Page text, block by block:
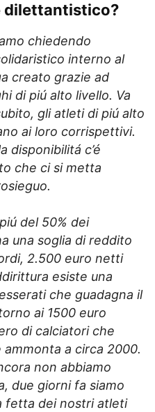
dilettantistico?
chiedendo
interno al
creato grazie ad
di piú alto livello. Va
gli atleti di piú alto
ai loro corrispettivi.
disponibilitá c’é
che ci si metta
del 50% dei
una soglia di reddito
2.500 euro netti
esiste una
che guadagna il
ai 1500 euro
di calciatori che
a circa 2000.
non abbiamo
due giorni fa siamo
fetta dei nostri atleti